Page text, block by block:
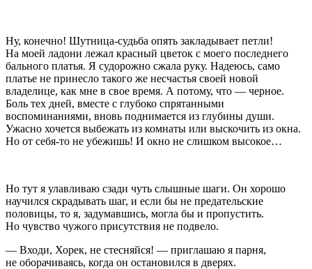
Ну, конечно! Шутница-судьба опять закладывает петли!
На моей ладони лежал красный цветок с моего последнего
бального платья. Я судорожно сжала руку. Надеюсь, само
платье не принесло такого же несчастья своей новой
владелице, как мне в свое время. А потому, что — черное.
Боль тех дней, вместе с глубоко спрятанными
воспоминаниями, вновь поднимается из глубины души.
Ужасно хочется выбежать из комнаты или выскочить из окна.
Но от себя-то не убежишь! И окно не слишком высокое…
Но тут я улавливаю сзади чуть слышные шаги. Он хорошо
научился скрадывать шаг, и если бы не предательские
половицы, то я, задумавшись, могла бы и пропустить.
Но чувство чужого присутствия не подвело.
— Входи, Хорек, не стесняйся! — приглашаю я парня,
не оборачиваясь, когда он остановился в дверях.